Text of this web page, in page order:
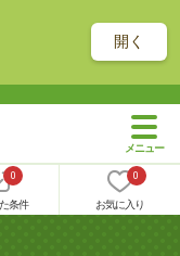
開く
0
条件
0
お気に入り